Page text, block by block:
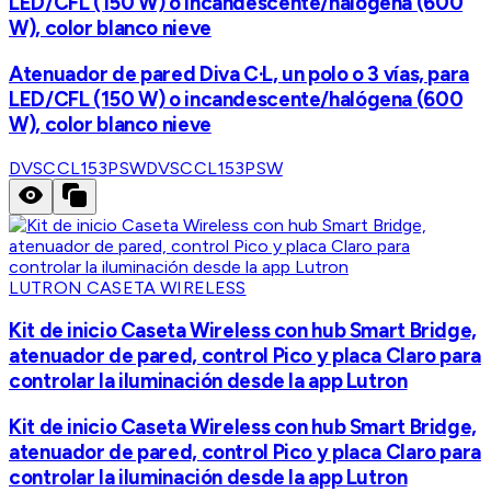
W), color blanco nieve
Atenuador de pared Diva C·L, un polo o 3 vías, para
LED/CFL (150 W) o incandescente/halógena (600
W), color blanco nieve
DVSCCL153PSWDVSCCL153PSW
LUTRON CASETA WIRELESS
Kit de inicio Caseta Wireless con hub Smart Bridge,
atenuador de pared, control Pico y placa Claro para
controlar la iluminación desde la app Lutron
Kit de inicio Caseta Wireless con hub Smart Bridge,
atenuador de pared, control Pico y placa Claro para
controlar la iluminación desde la app Lutron